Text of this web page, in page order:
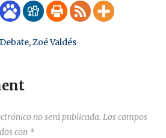
,Zoé Valdés
no será publicada. Los campos
con *